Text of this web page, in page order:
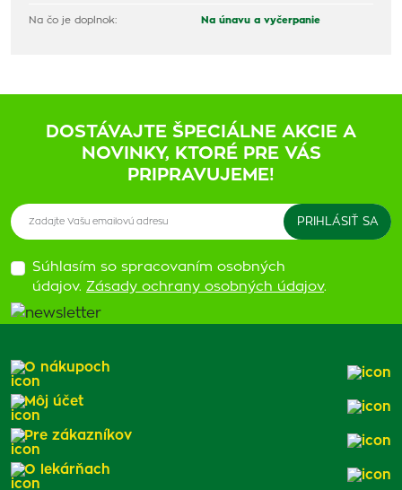
Na čo je doplnok: Na únavu a vyčerpanie
DOSTÁVAJTE ŠPECIÁLNE AKCIE A
NOVINKY, KTORÉ PRE VÁS
PRIPRAVUJEME!
Súhlasím so spracovaním osobných
údajov. Zásady ochrany osobných údajov.
O nákupoch
Môj účet
Pre zákazníkov
O lekárňach